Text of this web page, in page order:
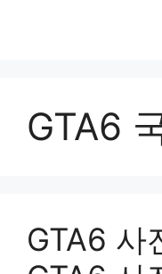
GTA6
GTA6 사